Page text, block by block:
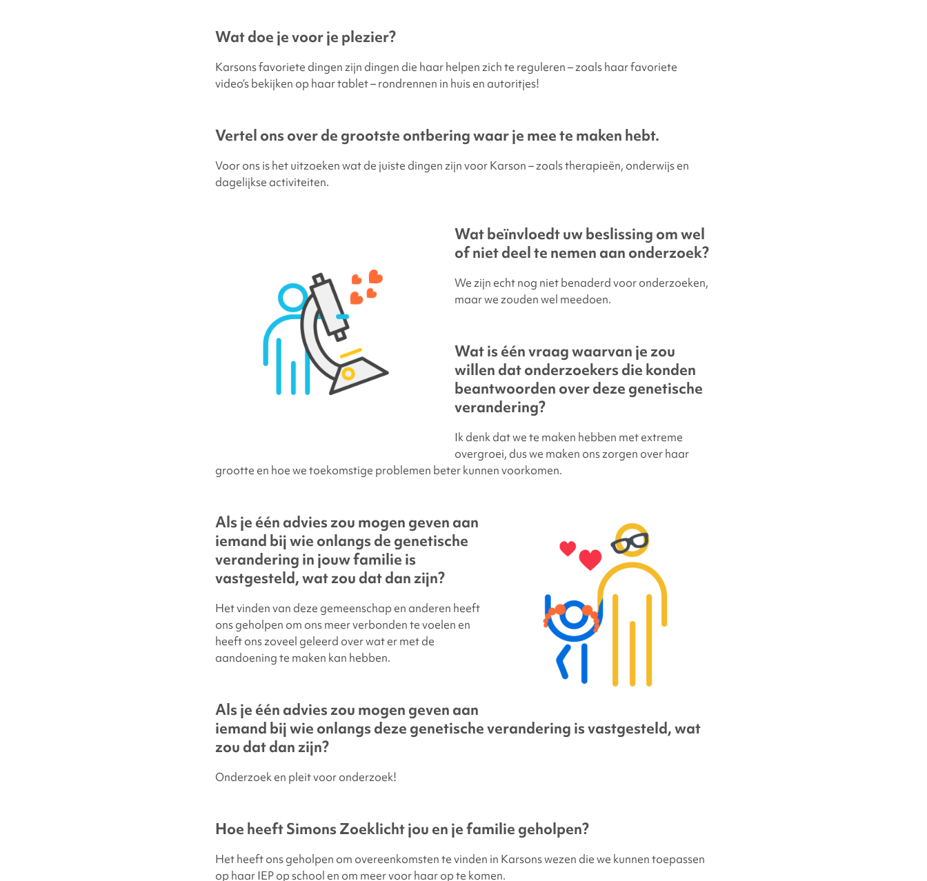
Wat doe je voor je plezier?
Karsons favoriete dingen zijn dingen die haar helpen zich te reguleren – zoals haar favoriete
video’s bekijken op haar tablet – rondrennen in huis en autoritjes!
Vertel ons over de grootste ontbering waar je mee te maken hebt.
Voor ons is het uitzoeken wat de juiste dingen zijn voor Karson – zoals therapieën, onderwijs en
dagelijkse activiteiten.
Wat beïnvloedt uw beslissing om wel
of niet deel te nemen aan onderzoek?
We zijn echt nog niet benaderd voor onderzoeken,
maar we zouden wel meedoen.
Wat is één vraag waarvan je zou
willen dat onderzoekers die konden
beantwoorden over deze genetische
verandering?
Ik denk dat we te maken hebben met extreme
overgroei, dus we maken ons zorgen over haar
grootte en hoe we toekomstige problemen beter kunnen voorkomen.
Als je één advies zou mogen geven aan
iemand bij wie onlangs de genetische
verandering in jouw familie is
vastgesteld, wat zou dat dan zijn?
Het vinden van deze gemeenschap en anderen heeft
ons geholpen om ons meer verbonden te voelen en
heeft ons zoveel geleerd over wat er met de
aandoening te maken kan hebben.
Als je één advies zou mogen geven aan
iemand bij wie onlangs deze genetische verandering is vastgesteld, wat
zou dat dan zijn?
Onderzoek en pleit voor onderzoek!
Hoe heeft Simons Zoeklicht jou en je familie geholpen?
Het heeft ons geholpen om overeenkomsten te vinden in Karsons wezen die we kunnen toepassen
op haar IEP op school en om meer voor haar op te komen.